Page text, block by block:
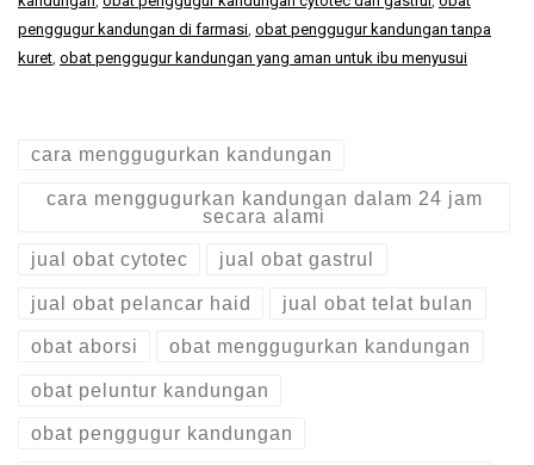
penggugur kandungan di farmasi obat penggugur kandungan tanpa
kuret obat penggugur kandungan yang aman untuk ibu menyusui
cara menggugurkan kandungan
cara menggugurkan kandungan dalam 24 jam
secara alami
jual obat cytotec jual obat gastrul
jual obat pelancar haid jual obat telat bulan
obat aborsi obat menggugurkan kandungan
obat peluntur kandungan
obat penggugur kandungan